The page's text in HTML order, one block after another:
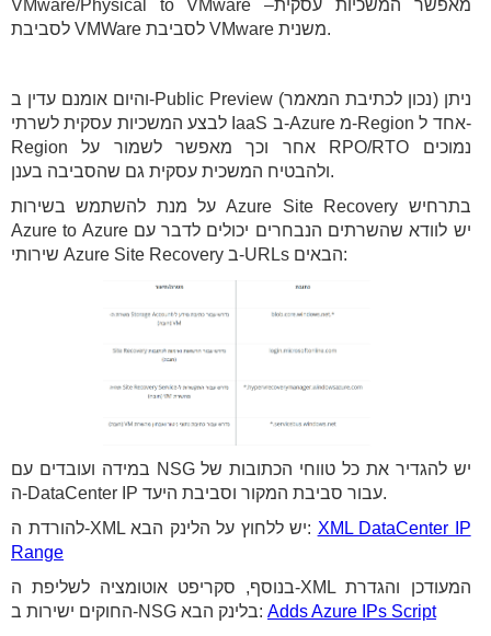
VMware/Physical to VMware –מאפשר המשכיות עסקית
לסביבת VMWare לסביבת VMware משנית.
והיום אומנם עדין ב-Public Preview (נכון לכתיבת המאמר) ניתן
לבצע המשכיות עסקית לשרתי IaaS ב-Azure מ-Region אחד ל-
Region אחר וכך מאפשר לשמור על RPO/RTO נמוכים
ולהבטיח המשכית עסקית גם שהסביבה בענן.
על מנת להשתמש בשירות Azure Site Recovery בתרחיש
Azure to Azure יש לוודא שהשרתים הנבחרים יכולים לדבר עם
שירותי Azure Site Recovery ב-URLs הבאים:
במידה ועובדים עם NSG יש להגדיר את כל טווחי הכתובות של
ה-DataCenter IP עבור סביבת המקור וסביבת היעד.
להורדת ה-XML יש ללחוץ על הלינק הבא: XML DataCenter IP
Range
בנוסף, סקריפט אוטומציה לשליפת ה-XML המעודכן והגדרת
החוקים ישירות ב-NSG בלינק הבא: Adds Azure IPs Script